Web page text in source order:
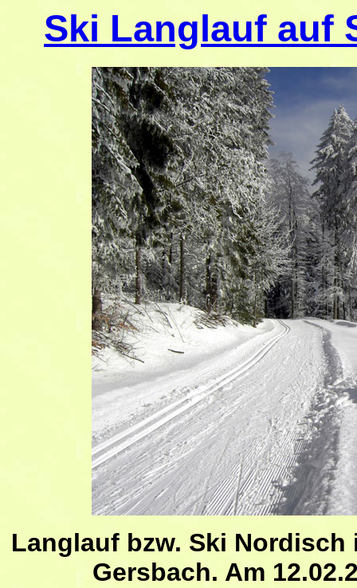
Ski Langlauf auf
Langlauf bzw. Ski
Gersbach. Am